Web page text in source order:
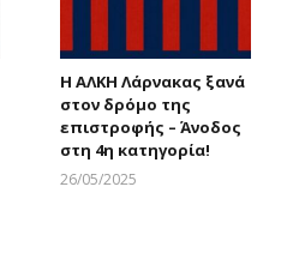
Η ΑΛΚΗ Λάρνακας ξανά
στον δρόμο της
επιστροφής – Άνοδος
στη 4η κατηγορία!
26/05/2025